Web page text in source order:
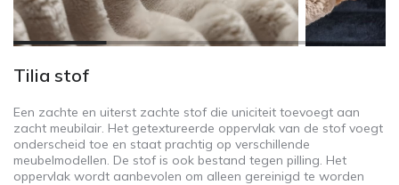
Tilia stof
Een zachte en uiterst zachte stof die uniciteit toevoegt aan
zacht meubilair. Het getextureerde oppervlak van de stof voegt
onderscheid toe en staat prachtig op verschillende
meubelmodellen. De stof is ook bestand tegen pilling. Het
oppervlak wordt aanbevolen om alleen gereinigd te worden